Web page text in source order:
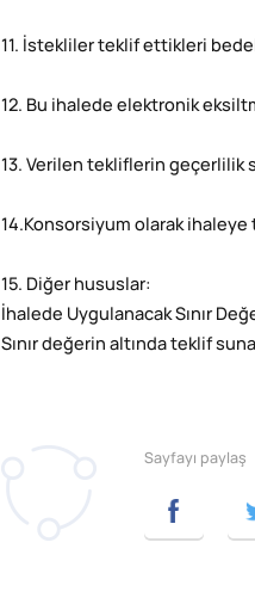
11. İstekliler teklif ettikleri
12. Bu ihalede elektronik
13. Verilen tekliflerin geçerlilik
14.Konsorsiyum olarak
15. Diğer hususlar:
İhalede Uygulanacak Sınır
Sınır değerin altında teklif
Sayfayı paylaş